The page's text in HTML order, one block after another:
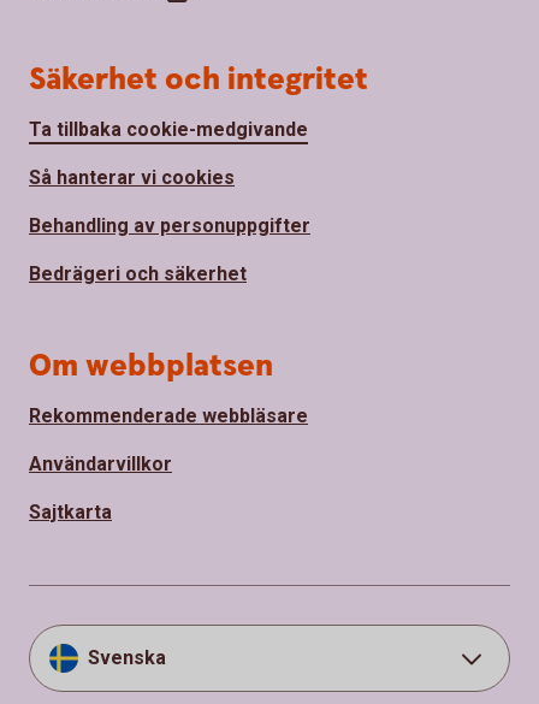
Säkerhet och integritet
Ta tillbaka cookie-medgivande
Så hanterar vi cookies
Behandling av personuppgifter
Bedrägeri och säkerhet
Om webbplatsen
Rekommenderade webbläsare
Användarvillkor
Sajtkarta
Svenska